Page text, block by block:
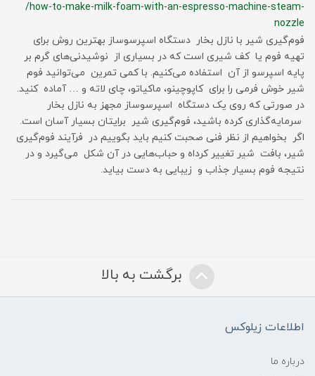
/how-to-make-milk-foam-with-an-espresso-machine-steam-
nozzle
فوم‌گیری شیر با نازل بخار دستگاه اسپرسوساز بهترین روش برای
تهیه فوم یا کف شیری است که در بسیاری از نوشیدنی‌های گرم بر
پایه اسپرسو از آن استفاده می‌کنیم. با کمی تمرین می‌توانید فوم
شیر خوش فرمی را برای کاپوچینو، ماکیاتو، چای لاته و … آماده کنید.
در صورتی که روی یک دستگاه اسپرسوساز مجهز به نازل بخار
سرمایه‌گذاری کرده باشید، فوم‌گیری شیر برایتان بسیار آسان است.
اگر بخواهیم از نظر فنی صحبت کنیم باید بگوییم در فرآیند فوم‌گیری
شیر، بافت شیر تغییر کرداه و حباب‌هایی در آن شکل می‌گیرد و در
نتیجه فوم بسیار جذاب و زیبایی به دست بیاید.
برگشت به بالا
اطلاعات زیلوکس
درباره ما